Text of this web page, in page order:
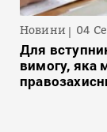
Новини 04
Для
вимогу, яка